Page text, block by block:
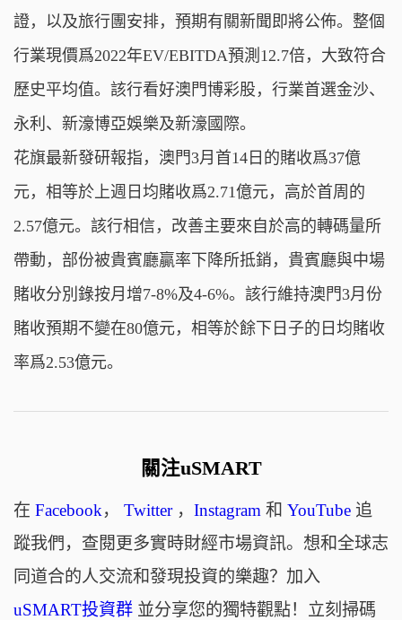
證，以及旅行團安排，預期有關新聞即將公佈。整個
行業現價爲2022年EV/EBITDA預測12.7倍，大致符合
歷史平均值。該行看好澳門博彩股，行業首選金沙、
永利、新濠博亞娛樂及新濠國際。
花旗最新發研報指，澳門3月首14日的賭收爲37億
元，相等於上週日均賭收爲2.71億元，高於首周的
2.57億元。該行相信，改善主要來自於高的轉碼量所
帶動，部份被貴賓廳贏率下降所抵銷，貴賓廳與中場
賭收分別錄按月增7-8%及4-6%。該行維持澳門3月份
賭收預期不變在80億元，相等於餘下日子的日均賭收
率爲2.53億元。
關注uSMART
在 Facebook， Twitter， Instagram 和 YouTube追
蹤我們，查閱更多實時財經市場資訊。想和全球志
同道合的人交流和發現投資的樂趣？加入
uSMART投資群並分享您的獨特觀點！立刻掃碼